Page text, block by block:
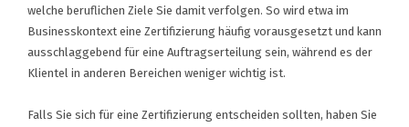
welche beruflichen Ziele Sie damit verfolgen. So wird etwa im
Businesskontext eine Zertifizierung häufig vorausgesetzt und kann
ausschlaggebend für eine Auftragserteilung sein, während es der
Klientel in anderen Bereichen weniger wichtig ist.
Falls Sie sich für eine Zertifizierung entscheiden sollten, haben Sie